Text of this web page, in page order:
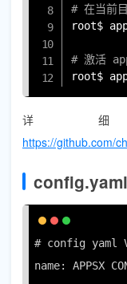
# 在当前
root$
# 激活
root$
详
https://github.com/
config.yaml
# config yaml
name: APPSX